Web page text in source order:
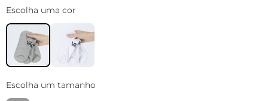
Escolha uma cor
Escolha um tamanho